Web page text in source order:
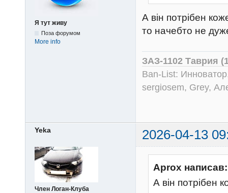
Я тут живу
Поза форумом
More info
А він потрібен
то начебто не
ЗАЗ-1102 Таврия
Ban-List:
sergiosem, Grey,
Yeka 2026-04-13
Член Логан-Клуба
Aprox написав:
А він потрібен